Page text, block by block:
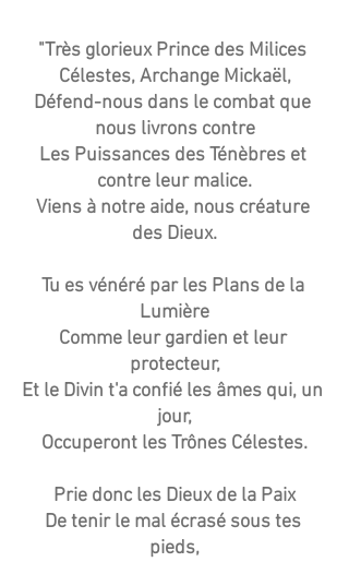
"Très glorieux Prince des Milices
Célestes, Archange Mickaël,
Défend-nous dans le combat que
nous livrons contre
Les Puissances des Ténèbres et
contre leur malice.
Viens à notre aide, nous créature
des Dieux.
Tu es vénéré par les Plans de la
Lumière
Comme leur gardien et leur
protecteur,
Et le Divin t'a confié les âmes qui, un
jour,
Occuperont les Trônes Célestes.
Prie donc les Dieux de la Paix
De tenir le mal écrasé sous tes
pieds,